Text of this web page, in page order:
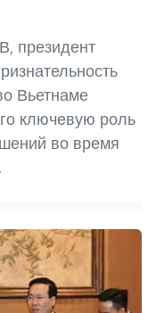
президент
Вьетнаме
ключевую роль
во время